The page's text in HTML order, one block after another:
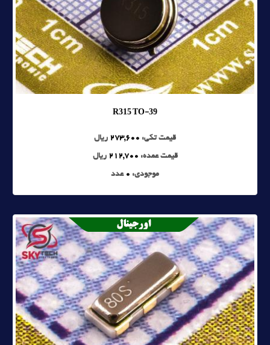
R315 TO-39
قیمت تکی: 273,600 ریال
قیمت عمده: 212,700 ریال
موجودی: 0 عدد